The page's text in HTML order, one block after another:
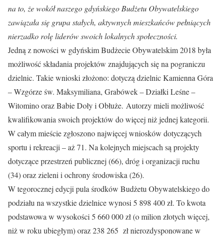
na to, że wokół naszego gdyńskiego Budżetu Obywatelskiego
zawiązała się grupa stałych, aktywnych mieszkańców pełniących
nierzadko rolę liderów swoich lokalnych społeczności.
Jedną z nowości w gdyńskim Budżecie Obywatelskim 2018 była
możliwość składania projektów znajdujących się na pograniczu
dzielnic. Takie wnioski złożono: dotyczą dzielnic Kamienna Góra
– Wzgórze św. Maksymiliana, Grabówek – Działki Leśne –
Witomino oraz Babie Doły i Obłuże. Autorzy mieli możliwość
kwalifikowania swoich projektów do więcej niż jednej kategorii.
W całym mieście zgłoszono najwięcej wniosków dotyczących
sportu i rekreacji – aż 71. Na kolejnych miejscach są projekty
dotyczące przestrzeń publicznej (66), dróg i organizacji ruchu
(34) oraz zieleni i ochrony środowiska (26).
W tegorocznej edycji pula środków Budżetu Obywatelskiego do
podziału na wszystkie dzielnice wynosi 5 898 400 zł. To kwota
podstawowa w wysokości 5 660 000 zł (o milion złotych więcej,
niż w roku ubiegłym) oraz 238 265 zł nierozdysponowane w